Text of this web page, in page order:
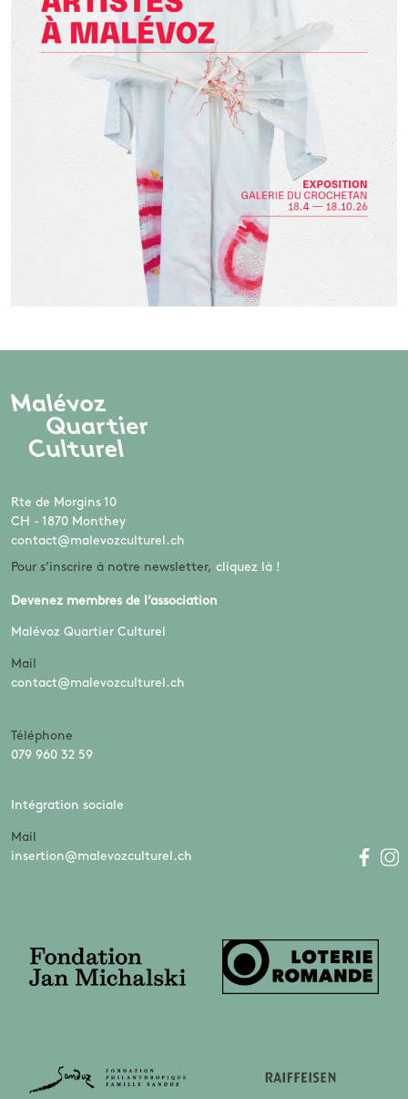
Rte de Morgins 10
CH - 1870 Monthey
contact@malevozculturel.ch
Pour s’inscrire à notre newsletter, cliquez là !
Devenez membres de l’association
Malévoz Quartier Culturel
Mail
contact@malevozculturel.ch
Téléphone
079 960 32 59
Intégration sociale
Mail
insertion@malevozculturel.ch